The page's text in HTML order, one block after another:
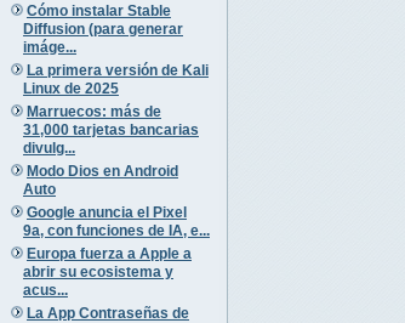
Cómo instalar Stable
Diffusion (para generar
imáge...
La primera versión de Kali
Linux de 2025
Marruecos: más de
31,000 tarjetas bancarias
divulg...
Modo Dios en Android
Auto
Google anuncia el Pixel
9a, con funciones de IA, e...
Europa fuerza a Apple a
abrir su ecosistema y
acus...
La App Contraseñas de